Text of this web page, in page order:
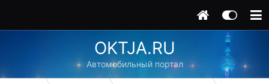
OKTJA.RU
Автомобильный портал